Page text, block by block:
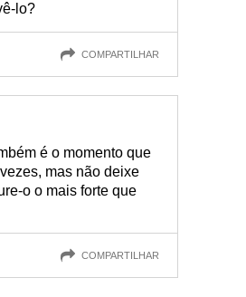
lo?
COMPARTILHAR
é o momento que
mas não deixe
o o mais forte que
COMPARTILHAR